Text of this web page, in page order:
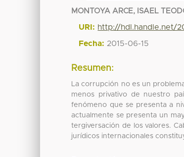
MONTOYA ARCE, ISAEL
URI: http://hdl.handle.net/
Fecha: 2015-06-15
Resumen:
La corrupción no es un
menos privativo de nuestro
fenómeno que se presenta a
actualmente se presenta un
tergiversación de los valores.
jurídicos internacionales